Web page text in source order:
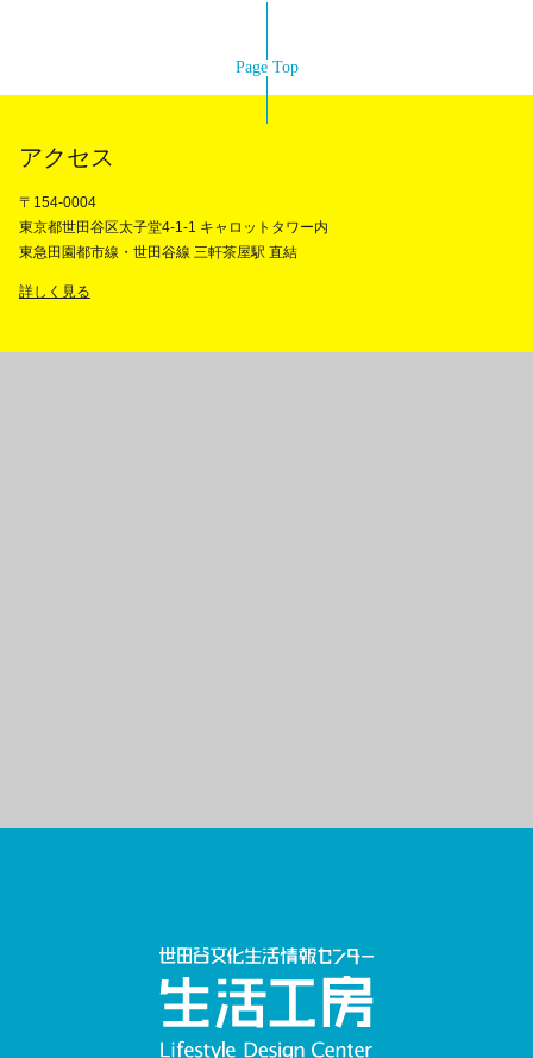
Page Top
アクセス
〒154-0004
東京都世田谷区太子堂4-1-1 キャロットタワー内
東急田園都市線・世田谷線 三軒茶屋駅 直結
詳しく見る